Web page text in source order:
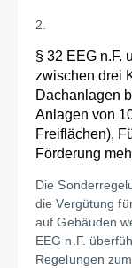
2.
§ 32 EEG n.F.
zwischen drei
Dachanlagen
Anlagen von
Freiflächen),
Förderung
Die
die Vergütung
auf Gebäuden
EEG n.F.
Regelungen